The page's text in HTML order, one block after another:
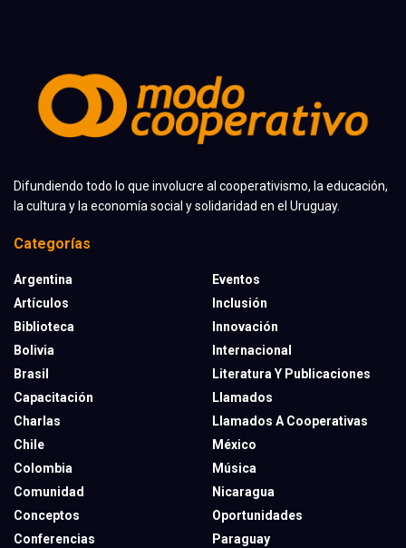
Difundiendo todo lo que involucre al cooperativismo, la educación,
la cultura y la economía social y solidaridad en el Uruguay.
Categorías
Argentina
Artículos
Biblioteca
Bolivia
Brasil
Capacitación
Charlas
Chile
Colombia
Comunidad
Conceptos
Conferencias
Eventos
Inclusión
Innovación
Internacional
Literatura Y Publicaciones
Llamados
Llamados A Cooperativas
México
Música
Nicaragua
Oportunidades
Paraguay